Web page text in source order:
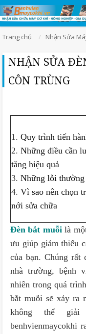
Trang chủ Nhận Sửa
NHẬN SỬA
CÔN TRÙNG
1. Quy trình tiến
2. Những điều cần
tăng hiệu quả
3. Những lỗi thường
4. Vì sao nên chọn
nới sửa chữa
Đèn bắt muỗilà
ưu giúp giảm thiểu
của bạn. Chúng rất
nhà trường, bệnh
nhiên trong quá
bắt muỗi sẽ xảy ra
không thể
benhvienmaycokhi